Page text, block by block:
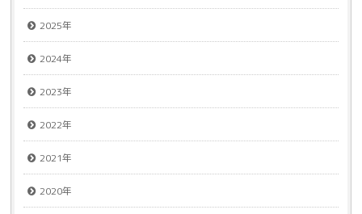
2025年
2024年
2023年
2022年
2021年
2020年